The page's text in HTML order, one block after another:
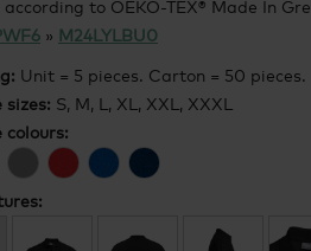
to OEKO-TEX® Made In
» M24LYLBU0
Unit = 5 pieces. Carton = 50 pieces.
sizes: S, M, L, XL, XXL, XXXL
colours: